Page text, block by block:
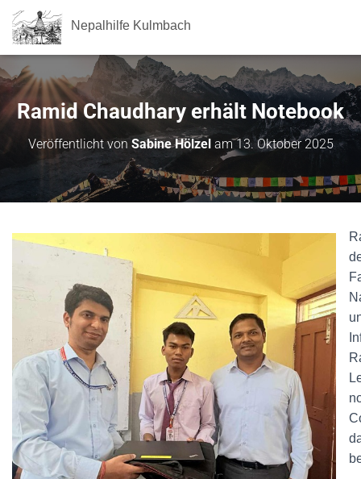
Nepalhilfe Kulmbach
Ramid Chaudhary erhält Notebook
Veröffentlicht von Sabine Hölzelam13. Oktober 2025